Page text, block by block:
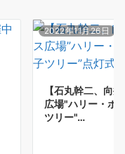
2022年11月26日
【石丸幹二、向
広場"ハリー・ポ
ツリー"…